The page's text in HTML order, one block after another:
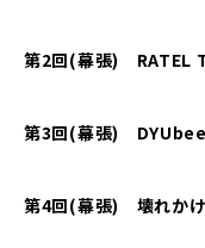
第2回(幕張) RATEL
第3回(幕張) DYUbee
第4回(幕張) 壊れか